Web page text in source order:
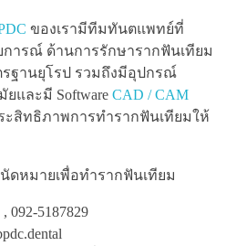
ของเรามีทีมทันตแพทย์ที่
ารณ์ ด้านการรักษารากฟันเทียม
ฐานยุโรป รวมถึงมีอุปกรณ์
และมี Software CAD / CAM
ะสิทธิภาพการทำรากฟันเทียมให้
ดหมายเพื่อทำรากฟันเทียม
092-5187829